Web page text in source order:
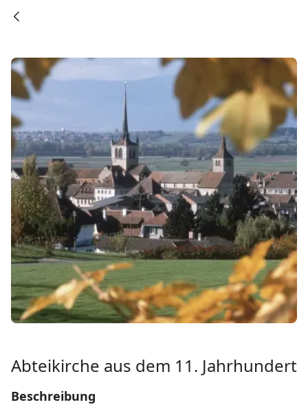
Abteikirche aus dem 11. Jahrhundert
Beschreibung